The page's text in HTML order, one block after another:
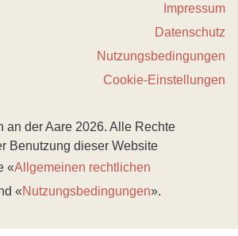
Impressum
Datenschutz
Nutzungsbedingungen
Cookie-Einstellungen
an der Aare 2026. Alle Rechte
Benutzung dieser Website
«Allgemeinen rechtlichen
«Nutzungsbedingungen».